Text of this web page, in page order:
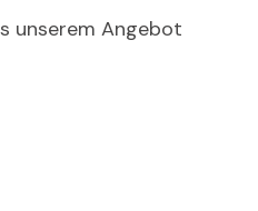
unserem Angebot